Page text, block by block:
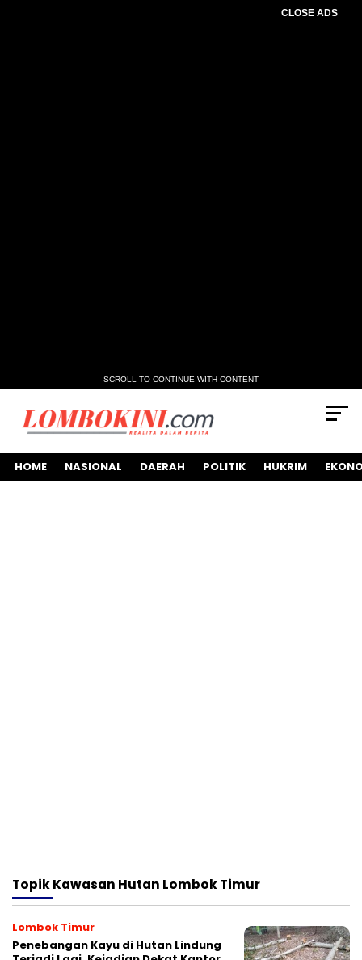
CLOSE ADS
SCROLL TO CONTINUE WITH CONTENT
HOME NASIONAL DAERAH POLITIK HUKRIM
TopikKawasan Hutan Lombok Timur
Lombok Timur
Penebangan Kayu di Hutan Lindung